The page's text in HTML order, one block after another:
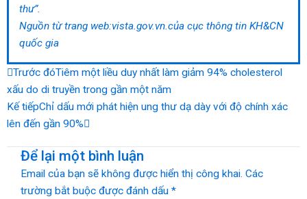
thư”.
Nguồn từ trang web:vista.gov.vn.của cục thông tin KH&CN
quốc gia
Prev
Trước đóTiêm một liều duy nhất làm giảm 94% cholesterol
xấu do di truyền trong gần một năm
Kế tiếpChỉ dấu mới phát hiện ung thư dạ dày với độ chính xác
lên đến gần 90%
Next
Để lại một bình luận
Email của bạn sẽ không được hiển thị công khai. Các
trường bắt buộc được đánh dấu *